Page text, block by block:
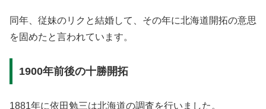
同年、従妹のリクと結婚して、その年に北海道開拓の意思
を固めたと言われています。
1900年前後の十勝開拓
1881年に依田勉三は北海道の調査を行いました。